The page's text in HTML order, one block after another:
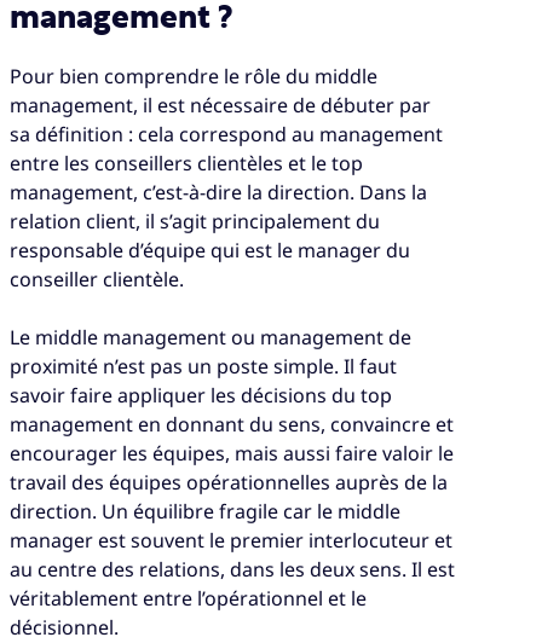
management ?
Pour bien comprendre le rôle du middle
management, il est nécessaire de débuter par
sa définition : cela correspond au management
entre les conseillers clientèles et le top
management, c’est-à-dire la direction. Dans la
relation client, il s’agit principalement du
responsable d’équipe qui est le manager du
conseiller clientèle.
Le middle management ou management de
proximité n’est pas un poste simple. Il faut
savoir faire appliquer les décisions du top
management en donnant du sens, convaincre et
encourager les équipes, mais aussi faire valoir le
travail des équipes opérationnelles auprès de la
direction. Un équilibre fragile car le middle
manager est souvent le premier interlocuteur et
au centre des relations, dans les deux sens. Il est
véritablement entre l’opérationnel et le
décisionnel.